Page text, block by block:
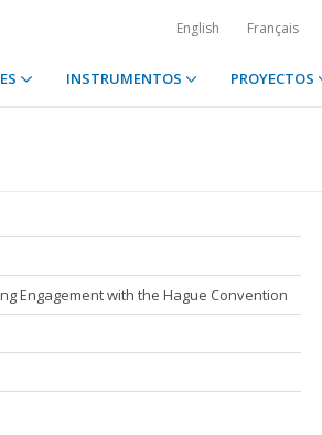
English Français
INSTRUMENTOS PROYECTOS
Engagement with the Hague Convention